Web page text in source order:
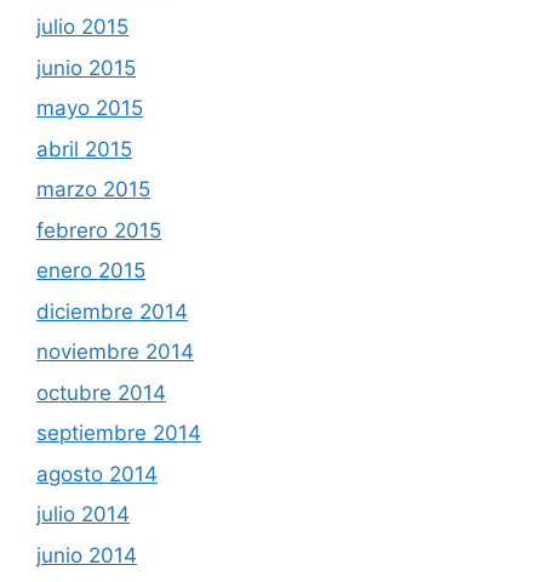
julio 2015
junio 2015
mayo 2015
abril 2015
marzo 2015
febrero 2015
enero 2015
diciembre 2014
noviembre 2014
octubre 2014
septiembre 2014
agosto 2014
julio 2014
junio 2014